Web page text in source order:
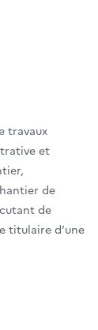
travaux
et
de
de
titulaire d’une